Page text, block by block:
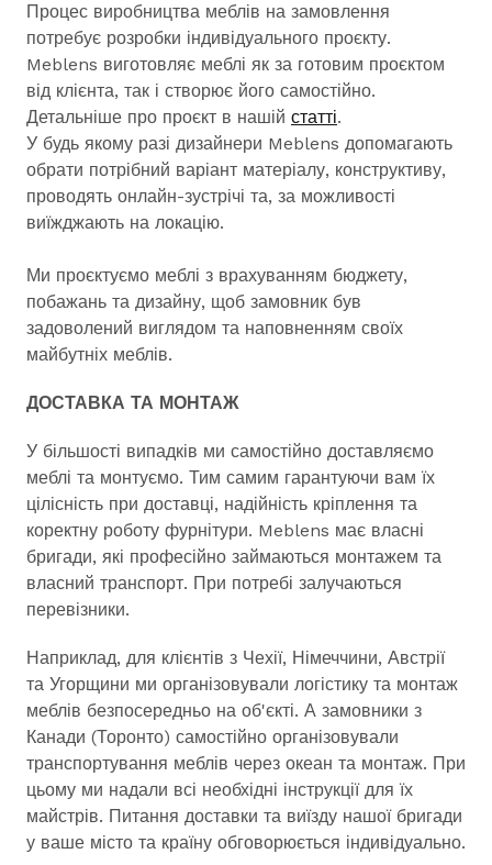
Процес виробництва меблів на замовлення
потребує розробки індивідуального проєкту.
Meblens виготовляє меблі як за готовим проєктом
від клієнта, так і створює його самостійно.
Детальніше про проєкт в нашій статті.
У будь якому разі дизайнери Meblens допомагають
обрати потрібний варіант матеріалу, конструктиву,
проводять онлайн-зустрічі та, за можливості
виїжджають на локацію.
Ми проєктуємо меблі з врахуванням бюджету,
побажань та дизайну, щоб замовник був
задоволений виглядом та наповненням своїх
майбутніх меблів.
ДОСТАВКА ТА МОНТАЖ
У більшості випадків ми самостійно доставляємо
меблі та монтуємо. Тим самим гарантуючи вам їх
цілісність при доставці, надійність кріплення та
коректну роботу фурнітури. Meblens має власні
бригади, які професійно займаються монтажем та
власний транспорт. При потребі залучаються
перевізники.
Наприклад, для клієнтів з Чехії, Німеччини, Австрії
та Угорщини ми організовували логістику та монтаж
меблів безпосередньо на об'єкті. А замовники з
Канади (Торонто) самостійно організовували
транспортування меблів через океан та монтаж. При
цьому ми надали всі необхідні інструкції для їх
майстрів. Питання доставки та виїзду нашої бригади
у ваше місто та країну обговорюється індивідуально.